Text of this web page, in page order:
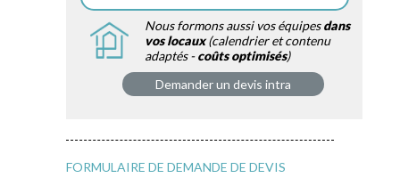
Nous formons aussi vos équipesdans
vos locaux(calendrier et contenu
adaptés -coûts optimisés)
Demander un devis intra
FORMULAIRE DE DEMANDE DE DEVIS